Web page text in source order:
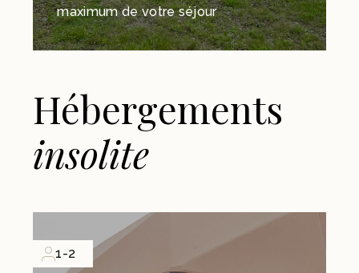
maximum de votre séjour
Hébergements
insolite
1-2